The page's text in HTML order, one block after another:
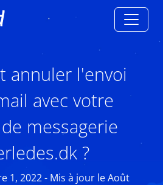
annuler l'envoi
avec votre
messagerie
?
1, 2022 - Mis à jour le Août